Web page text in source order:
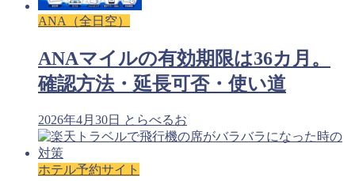
ANA（全日空）
ANAマイルの有効期限は36カ月。
確認方法・延長可否・使い道
2026年4月30日 とらべるお
ホテル予約サイト